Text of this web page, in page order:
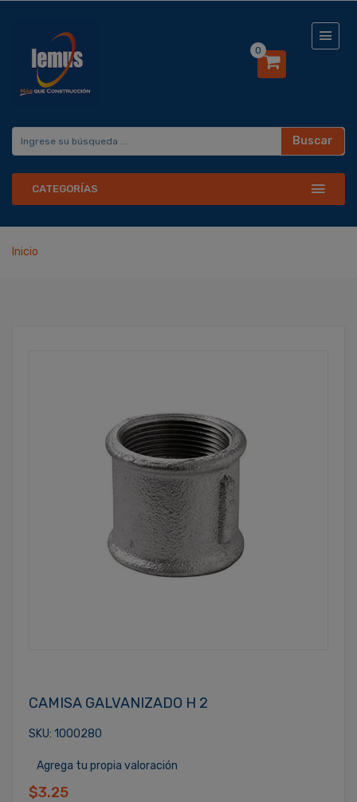
0
Buscar
CATEGORÍAS
Inicio
CAMISA GALVANIZADO H 2
SKU: 1000280
Agrega tu propia valoración
$3.25